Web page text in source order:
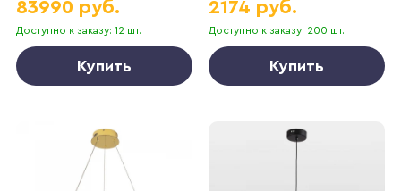
Доступно к заказу: 12 шт.
83990 руб.
Купить
Доступно к заказу: 200 шт.
2174 руб.
Купить